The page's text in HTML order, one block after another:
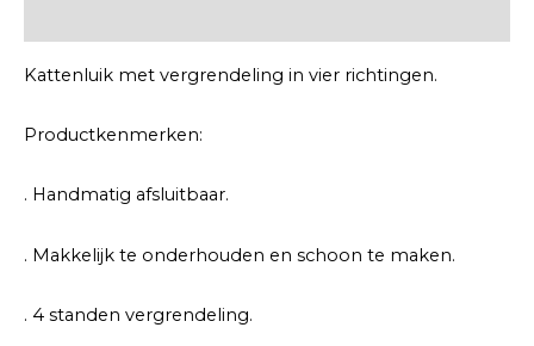
Kattenluik met vergrendeling in vier richtingen.
Productkenmerken:
. Handmatig afsluitbaar.
. Makkelijk te onderhouden en schoon te maken.
. 4 standen vergrendeling.